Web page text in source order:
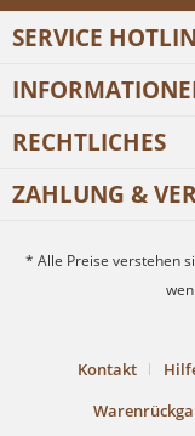
SERVICE
RECHTLICHES
ZAHLUNG &
* Alle Preise verstehen
Kontakt